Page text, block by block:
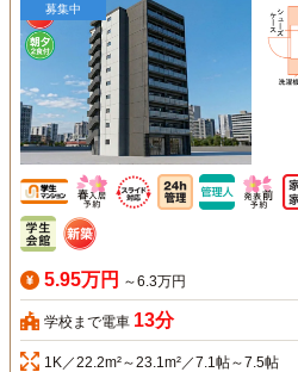
募集中
5.95万円 ～6.3万円
学校まで電車 13分
1K／22.2m²～23.1m²／7.1帖～7.5帖